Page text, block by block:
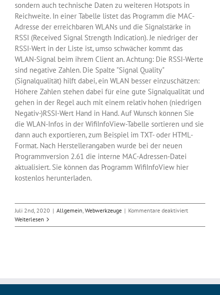
sondern auch technische Daten zu weiteren Hotspots in
Reichweite. In einer Tabelle listet das Programm die MAC-
Adresse der erreichbaren WLANs und die Signalstärke in
RSSI (Received Signal Strength Indication). Je niedriger der
RSSI-Wert in der Liste ist, umso schwächer kommt das
WLAN-Signal beim ihrem Client an. Achtung: Die RSSI-Werte
sind negative Zahlen. Die Spalte "Signal Quality"
(Signalqualität) hilft dabei, ein WLAN besser einzuschätzen:
Höhere Zahlen stehen dabei für eine gute Signalqualität und
gehen in der Regel auch mit einem relativ hohen (niedrigen
Negativ-)RSSI-Wert Hand in Hand. Auf Wunsch können Sie
die WLAN-Infos in der WifiInfoView-Tabelle sortieren und sie
dann auch exportieren, zum Beispiel im TXT- oder HTML-
Format. Nach Herstellerangaben wurde bei der neuen
Programmversion 2.61 die interne MAC-Adressen-Datei
aktualisiert. Sie können das Programm WifiInfoView hier
kostenlos herunterladen.
Juli 2nd, 2020 | Allgemein, Webwerkzeuge | Kommentare deaktiviertfür
WLAN-
Weiterlesen